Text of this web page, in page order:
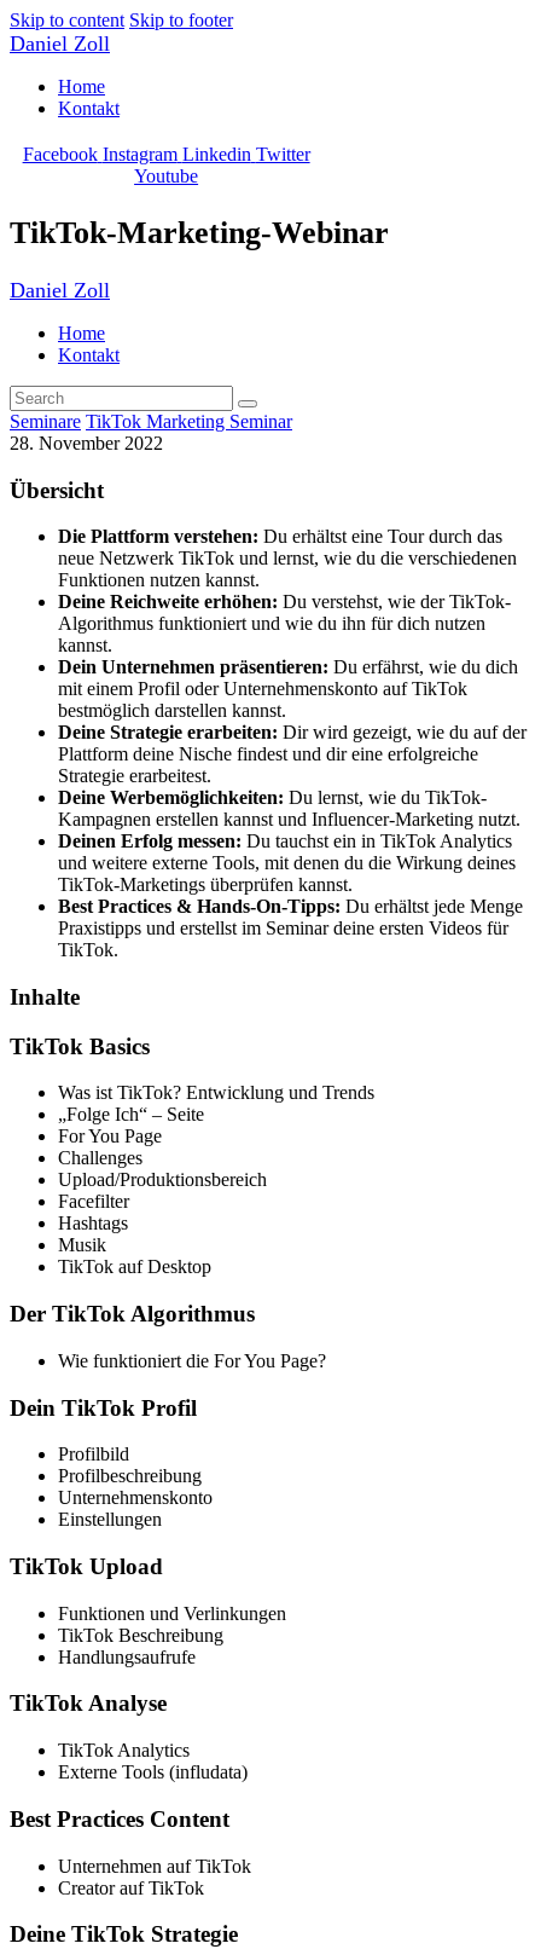
Skip to content Skip to footer
Daniel Zoll
Home
Kontakt
Facebook Instagram Linkedin Twitter
Youtube
TikTok-Marketing-Webinar
Daniel Zoll
Home
Kontakt
Seminare TikTok Marketing Seminar
28. November 2022
Übersicht
Die Plattform verstehen: Du erhältst eine Tour durch das
neue Netzwerk TikTok und lernst, wie du die verschiedenen
Funktionen nutzen kannst.
Deine Reichweite erhöhen: Du verstehst, wie der TikTok-
Algorithmus funktioniert und wie du ihn für dich nutzen
kannst.
Dein Unternehmen präsentieren: Du erfährst, wie du dich
mit einem Profil oder Unternehmenskonto auf TikTok
bestmöglich darstellen kannst.
Deine Strategie erarbeiten: Dir wird gezeigt, wie du auf der
Plattform deine Nische findest und dir eine erfolgreiche
Strategie erarbeitest.
Deine Werbemöglichkeiten: Du lernst, wie du TikTok-
Kampagnen erstellen kannst und Influencer-Marketing nutzt.
Deinen Erfolg messen: Du tauchst ein in TikTok Analytics
und weitere externe Tools, mit denen du die Wirkung deines
TikTok-Marketings überprüfen kannst.
Best Practices & Hands-On-Tipps: Du erhältst jede Menge
Praxistipps und erstellst im Seminar deine ersten Videos für
TikTok.
Inhalte
TikTok Basics
Was ist TikTok? Entwicklung und Trends
„Folge Ich“ – Seite
For You Page
Challenges
Upload/Produktionsbereich
Facefilter
Hashtags
Musik
TikTok auf Desktop
Der TikTok Algorithmus
Wie funktioniert die For You Page?
Dein TikTok Profil
Profilbild
Profilbeschreibung
Unternehmenskonto
Einstellungen
TikTok Upload
Funktionen und Verlinkungen
TikTok Beschreibung
Handlungsaufrufe
TikTok Analyse
TikTok Analytics
Externe Tools (infludata)
Best Practices Content
Unternehmen auf TikTok
Creator auf TikTok
Deine TikTok Strategie